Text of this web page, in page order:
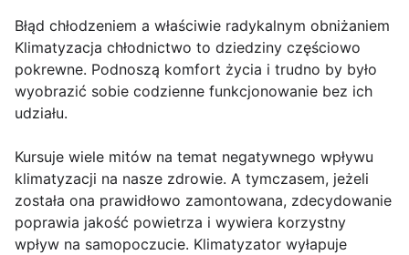
Błąd chłodzeniem a właściwie radykalnym obniżaniem
Klimatyzacja chłodnictwo to dziedziny częściowo
pokrewne. Podnoszą komfort życia i trudno by było
wyobrazić sobie codzienne funkcjonowanie bez ich
udziału.
Kursuje wiele mitów na temat negatywnego wpływu
klimatyzacji na nasze zdrowie. A tymczasem, jeżeli
została ona prawidłowo zamontowana, zdecydowanie
poprawia jakość powietrza i wywiera korzystny
wpływ na samopoczucie. Klimatyzator wyłapuje